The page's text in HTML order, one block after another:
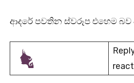
ආදරේ පවතින ස්වරූප එහෙම බව